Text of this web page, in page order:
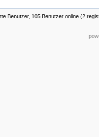
Benutzer, 105 Benutzer online (2